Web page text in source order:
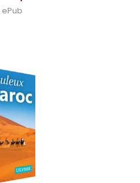
ePub